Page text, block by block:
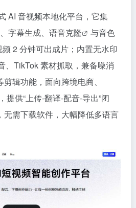
AI 音视频本地化平台，它集
字幕生成、 语音克隆
与音色
2 分钟可出成片；内置无水印
、TikTok 素材抓取，兼备噪消
辑功能，面向跨境电商、
提供“上传-翻译-配音-导出”闭
无需下载软件，大幅降低多语言